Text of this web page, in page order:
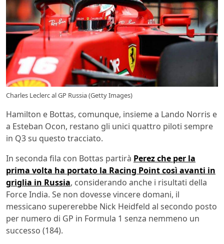
Charles Leclerc al GP Russia (Getty Images)
Hamilton e Bottas, comunque, insieme a Lando Norris e
a Esteban Ocon, restano gli unici quattro piloti sempre
in Q3 su questo tracciato.
In seconda fila con Bottas partirà Perez che per la
prima volta ha portato la Racing Point così avanti in
griglia in Russia, considerando anche i risultati della
Force India. Se non dovesse vincere domani, il
messicano supererebbe Nick Heidfeld al secondo posto
per numero di GP in Formula 1 senza nemmeno un
successo (184).